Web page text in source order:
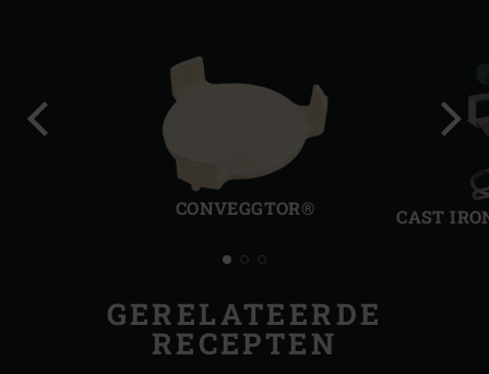
CONVEGGTOR® CAST
slide
GERELATEERDE
RECEPTEN